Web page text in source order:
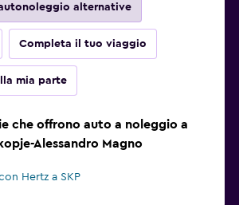
alternative
Completa il tuo viaggio
mia parte
che offrono auto a noleggio a
Alessandro Magno
Hertz a SKP